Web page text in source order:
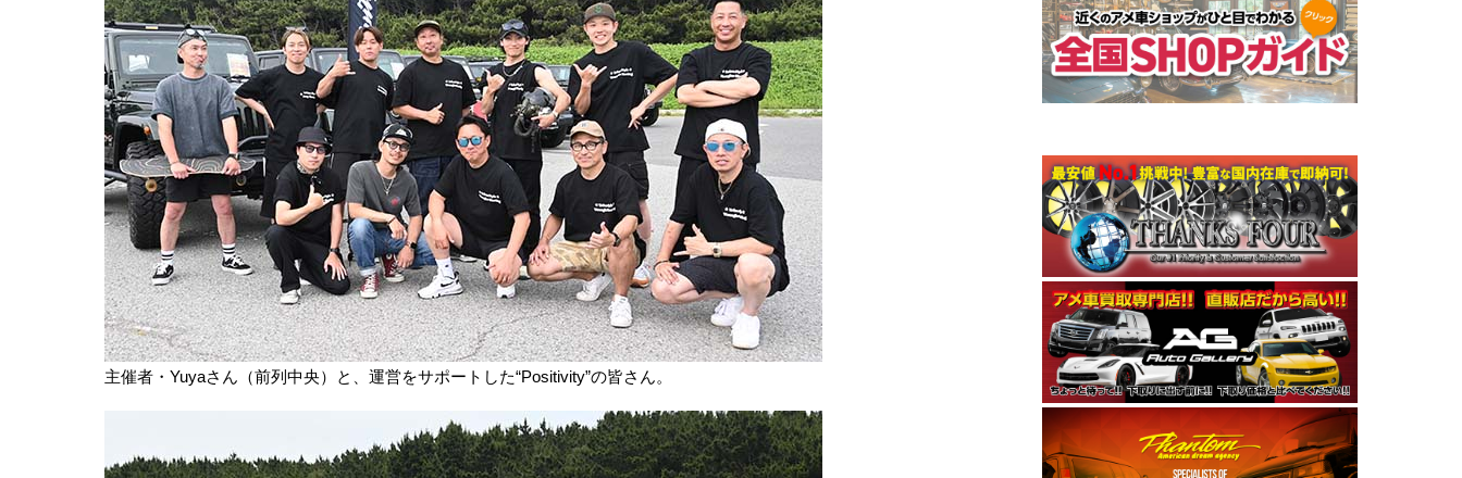
主催者・Yuyaさん（前列中央）と、運営をサポートした“Positivity”の皆さん。